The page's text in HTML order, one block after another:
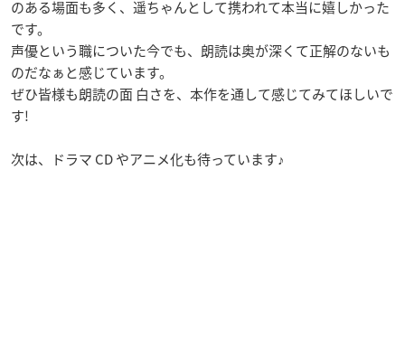
のある場面も多く、遥ちゃんとして携われて本当に嬉しかった
です。
声優という職についた今でも、朗読は奥が深くて正解のないも
のだなぁと感じています。
ぜひ皆様も朗読の面 白さを、本作を通して感じてみてほしいで
す!
次は、ドラマ CD やアニメ化も待っています♪